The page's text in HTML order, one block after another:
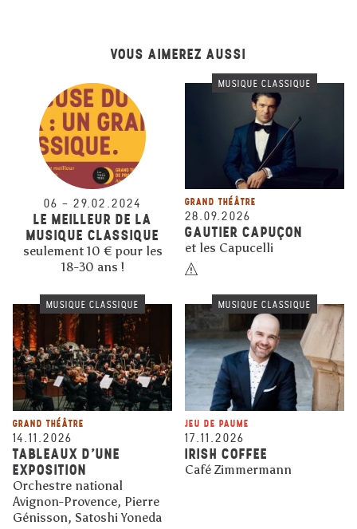
VOUS AIMEREZ AUSSI
06 – 29.02.2024
LE MEILLEUR DE LA
MUSIQUE CLASSIQUE
seulement 10 € pour les
18-30 ans !
MUSIQUE CLASSIQUE
GRAND THÉÂTRE
28.09.2026
GAUTIER CAPUÇON
et les Capucelli
MUSIQUE CLASSIQUE
GRAND THÉÂTRE
14.11.2026
TABLEAUX D'UNE
EXPOSITION
Orchestre national
Avignon-Provence, Pierre
Génisson, Satoshi Yoneda
MUSIQUE CLASSIQUE
JEU DE PAUME
17.11.2026
IRISH COFFEE
Café Zimmermann